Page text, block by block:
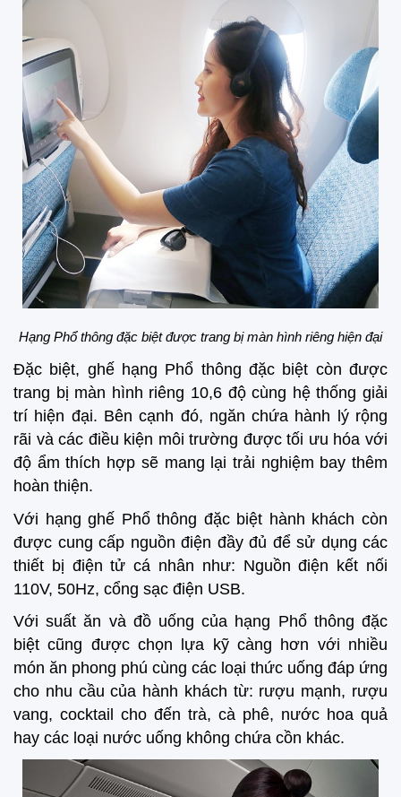
Hạng Phổ thông đặc biệt được trang bị màn hình riêng hiện đại
Đặc biệt, ghế hạng Phổ thông đặc biệt còn được
trang bị màn hình riêng 10,6 độ cùng hệ thống giải
trí hiện đại. Bên cạnh đó, ngăn chứa hành lý rộng
rãi và các điều kiện môi trường được tối ưu hóa với
độ ẩm thích hợp sẽ mang lại trải nghiệm bay thêm
hoàn thiện.
Với hạng ghế Phổ thông đặc biệt hành khách còn
được cung cấp nguồn điện đầy đủ để sử dụng các
thiết bị điện tử cá nhân như: Nguồn điện kết nối
110V, 50Hz, cổng sạc điện USB.
Với suất ăn và đồ uống của hạng Phổ thông đặc
biệt cũng được chọn lựa kỹ càng hơn với nhiều
món ăn phong phú cùng các loại thức uống đáp ứng
cho nhu cầu của hành khách từ: rượu mạnh, rượu
vang, cocktail cho đến trà, cà phê, nước hoa quả
hay các loại nước uống không chứa cồn khác.